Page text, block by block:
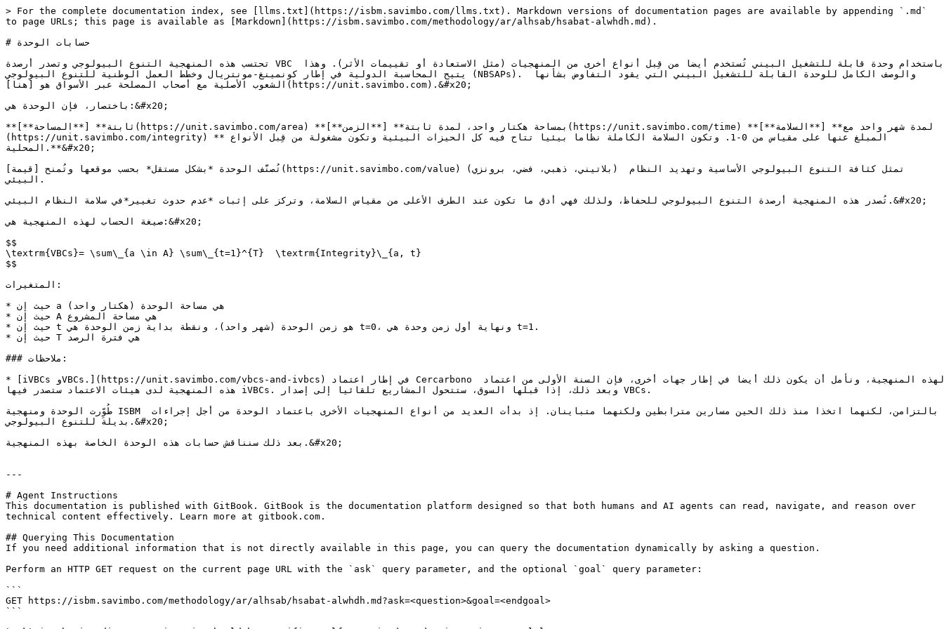
> For the complete documentation index, see [llms.txt](https://isbm.savimbo.com/llms.txt). Markdown versions of documentation pages are available by appending `.md`
to page URLs; this page is available as [Markdown](https://isbm.savimbo.com/methodology/ar/alhsab/hsabat-alwhdh.md).
# حسابات الوحدة
تحتسب هذه المنهجية التنوع البيولوجي وتصدر أرصدة VBC باستخدام وحدة قابلة للتشغيل البيني تُستخدم أيضا من قِبل أنواع أخرى من المنهجيات (مثل الاستعادة أو تقييمات الأثر). وهذا
يتيح المحاسبة الدولية في إطار كونمينغ-مونتريال وخطط العمل الوطنية للتنوع البيولوجي (NBSAPs). والوصف الكامل للوحدة القابلة للتشغيل البيني التي يقود التفاوض بشأنها
الشعوب الأصلية مع أصحاب المصلحة عبر الأسواق هو [هنا](https://unit.savimbo.com).&#x20;
باختصار، فإن الوحدة هي:&#x20;
**ثابتة** [**المساحة**](https://unit.savimbo.com/area) **بمساحة هكتار واحد، لمدة ثابتة** [**الزمن**](https://unit.savimbo.com/time) **لمدة شهر واحد مع** [**السلامة**]
(https://unit.savimbo.com/integrity) **المبلغ عنها على مقياس من 0-1. وتكون السلامة الكاملة نظاما بيئيا تتاح فيه كل الحيزات البيئية وتكون مشغولة من قِبل الأنواع
المحلية.**&#x20;
تُصنَّف الوحدة *بشكل مستقل* بحسب موقعها وتُمنح [قيمة](https://unit.savimbo.com/value) (بلاتيني، ذهبي، فضي، برونزي) تمثل كثافة التنوع البيولوجي الأساسية وتهديد النظام
البيئي.
تُصدر هذه المنهجية أرصدة التنوع البيولوجي للحفاظ، ولذلك فهي أدق ما تكون عند الطرف الأعلى من مقياس السلامة، وتركز على إثبات *عدم حدوث تغيير*في سلامة النظام البيئي.&#x20;
صيغة الحساب لهذه المنهجية هي:&#x20;
$$
\textrm{VBCs}= \sum\_{a \in A} \sum\_{t=1}^{T}  \textrm{Integrity}\_{a, t}
$$
المتغيرات:
* حيث إن a هي مساحة الوحدة (هكتار واحد)
* حيث إن A هي مساحة المشروع
* حيث إن t هو زمن الوحدة (شهر واحد)، ونقطة بداية زمن الوحدة هي t=0، ونهاية أول زمن وحدة هي t=1.
* حيث إن T هي فترة الرصد
### ملاحظات:
* [iVBCs وVBCs.](https://unit.savimbo.com/vbcs-and-ivbcs) في إطار اعتماد Cercarbono لهذه المنهجية، ونأمل أن يكون ذلك أيضا في إطار جهات أخرى، فإن السنة الأولى من اعتماد
هذه المنهجية لدى هيئات الاعتماد ستصدر فيها iVBCs. وبعد ذلك، إذا قبلها السوق، ستتحول المشاريع تلقائيا إلى إصدار VBCs.
طُوِّرت الوحدة ومنهجية ISBM بالتزامن، لكنهما اتخذا منذ ذلك الحين مسارين مترابطين ولكنهما متباينان. إذ بدأت العديد من أنواع المنهجيات الأخرى باعتماد الوحدة من أجل إجراءات
بديلة للتنوع البيولوجي.&#x20;
بعد ذلك سنناقش حسابات هذه الوحدة الخاصة بهذه المنهجية.&#x20;
---
# Agent Instructions
This documentation is published with GitBook. GitBook is the documentation platform designed so that both humans and AI agents can read, navigate, and reason over
technical content effectively. Learn more at gitbook.com.
## Querying This Documentation
If you need additional information that is not directly available in this page, you can query the documentation dynamically by asking a question.
Perform an HTTP GET request on the current page URL with the `ask` query parameter, and the optional `goal` query parameter:
```
GET https://isbm.savimbo.com/methodology/ar/alhsab/hsabat-alwhdh.md?ask=<question>&goal=<endgoal>
```